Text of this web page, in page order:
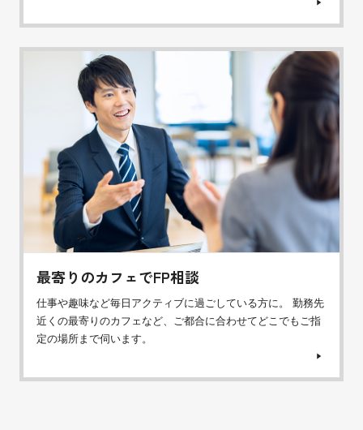
最寄りのカフェでFP相談
仕事や趣味など毎日アクティブに過ごしている方に。 勤務先
近くの最寄りのカフェなど、ご都合に合わせてどこでもご指
定の場所まで伺います。